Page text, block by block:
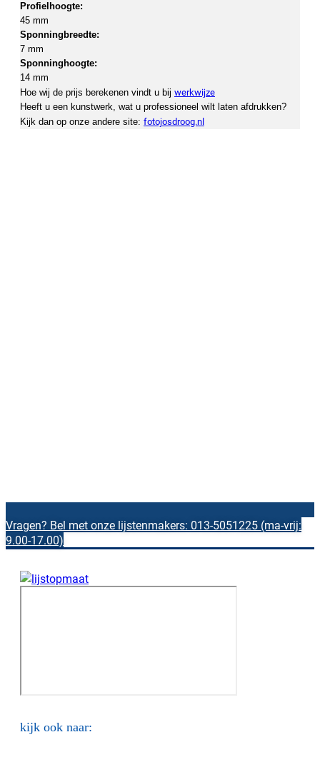
Profielhoogte:
45 mm
Sponningbreedte:
7 mm
Sponninghoogte:
14 mm
Hoe wij de prijs berekenen vindt u bij werkwijze
Heeft u een kunstwerk, wat u professioneel wilt laten afdrukken?
Kijk dan op onze andere site: fotojosdroog.nl
Vragen? Bel met onze lijstenmakers: 013-5051225 (ma-vrij:
9.00-17.00)
kijk ook naar: